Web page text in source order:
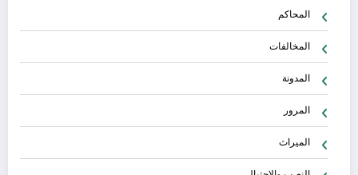
المحاكم
المخالفات
المدونة
المرور
الميراث